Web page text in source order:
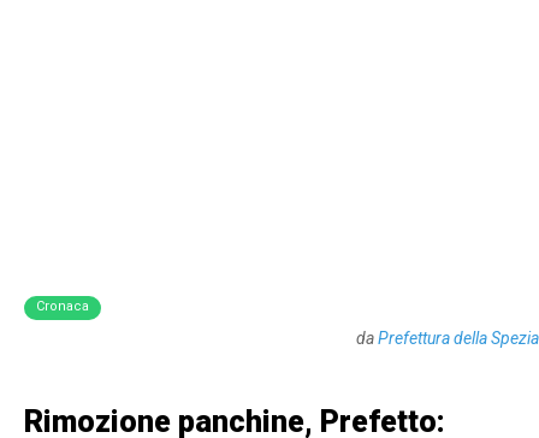
Cronaca
daPrefettura della Spezia
Rimozione panchine, Prefetto: